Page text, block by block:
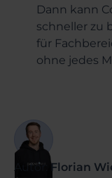
Dann kann
schneller zu
für
ohne jedes
Autor: Florian